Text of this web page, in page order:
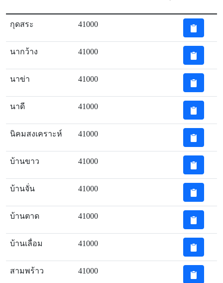
กุดสระ 41000
นากว้าง 41000
นาข่า 41000
นาดี 41000
นิคมสงเคราะห์ 41000
บ้านขาว 41000
บ้านจั่น 41000
บ้านตาด 41000
บ้านเลื่อม 41000
สามพร้าว 41000